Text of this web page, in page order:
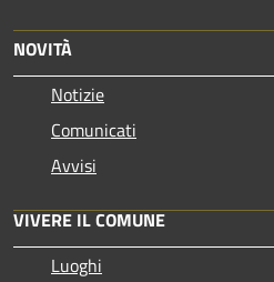
NOVITÀ
Notizie
Comunicati
Avvisi
VIVERE IL COMUNE
Luoghi